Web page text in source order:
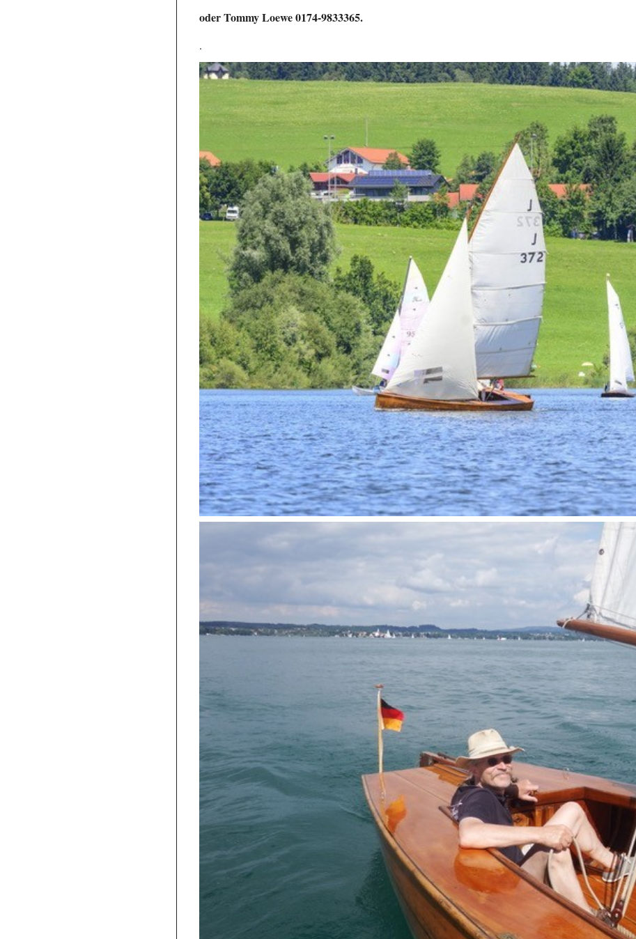
oder Tommy Loewe 0174-9833365.
.